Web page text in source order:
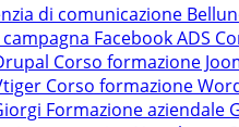
di comunicazione
campagna Facebook ADS
Corso formazione
Corso formazione
Formazione aziendale